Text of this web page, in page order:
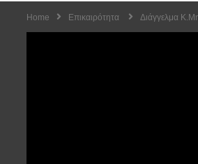
Home Επικαιρότητα Διάγγελμα